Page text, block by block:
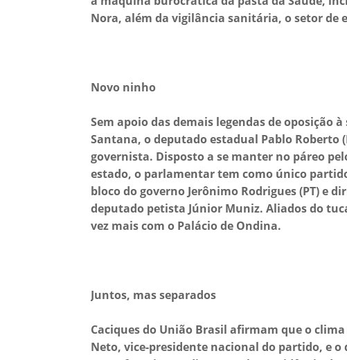
Nora, além da vigilância sanitária, o setor de
Novo ninho
Sem apoio das demais legendas de oposição
Santana, o deputado estadual Pablo Roberto
governista. Disposto a se manter no páreo
estado, o parlamentar tem como único
bloco do governo Jerônimo Rodrigues (PT) e
deputado petista Júnior Muniz. Aliados do
vez mais com o Palácio de Ondina.
Juntos, mas separados
Caciques do União Brasil afirmam que o
Neto, vice-presidente nacional do partido, e